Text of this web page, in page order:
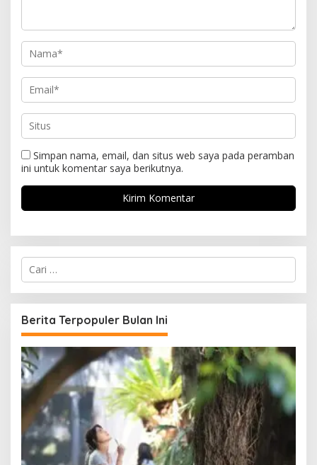
Simpan nama, email, dan situs web saya pada peramban
ini untuk komentar saya berikutnya.
C
i
u
n
t
u
k
:
Berita Terpopuler Bulan Ini